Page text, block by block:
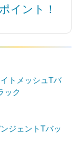
イント！
トメッシュTバ
ック
ジェントTバッ